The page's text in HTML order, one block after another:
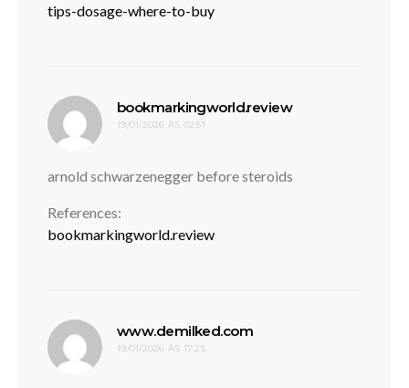
tips-dosage-where-to-buy
bookmarkingworld.reviewdisse:
19/01/2026 ÀS 02:51
arnold schwarzenegger before steroids
References:
bookmarkingworld.review
www.demilked.com
19/01/2026 ÀS 17:25